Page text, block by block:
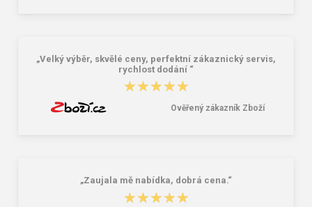
„Velký výběr, skvělé ceny, perfektní zákaznický servis,
rychlost dodání “
★★★★★
★★★★★
Ověřený zákazník Zboží
„Zaujala mě nabídka, dobrá cena.“
★★★★★
★★★★★